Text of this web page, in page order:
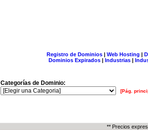
Registro de Dominios| Web Hosting |
Dominios Expirados | Industrias |
Categorías de Dominio:
[Pág.
** Precios